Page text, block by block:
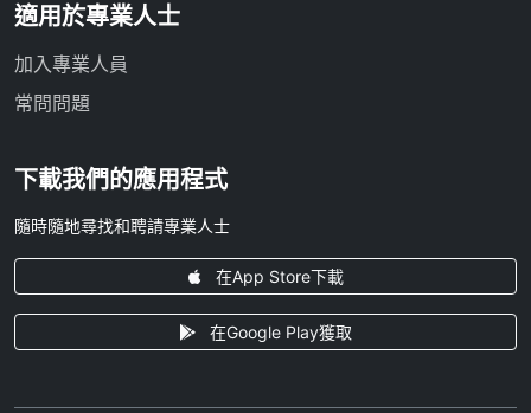
適用於專業人士
加入專業人員
常問問題
下載我們的應用程式
隨時隨地尋找和聘請專業人士
在App Store下載
在Google Play獲取